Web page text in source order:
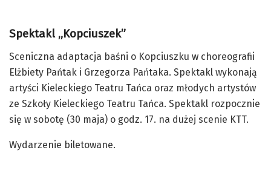
Spektakl „Kopciuszek”
Sceniczna adaptacja baśni o Kopciuszku w choreografii
Elżbiety Pańtak i Grzegorza Pańtaka. Spektakl wykonają
artyści Kieleckiego Teatru Tańca oraz młodych artystów
ze Szkoły Kieleckiego Teatru Tańca. Spektakl rozpocznie
się w sobotę (30 maja) o godz. 17. na dużej scenie KTT.
Wydarzenie biletowane.